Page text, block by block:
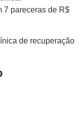
7 pareceras de R$
de recuperação